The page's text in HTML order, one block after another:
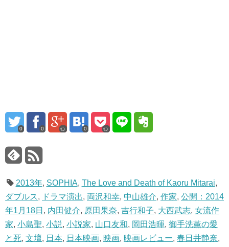
0 0 0
2013年, SOPHIA, The Love and Death of Kaoru Mitarai,
ダブルス, ドラマ演出, 両沢和幸, 中山雄介, 作家, 公開：2014
年1月18日 , 内田健介, 原田果奈, 吉行和子, 大西武志, 女流作
家, 小島聖, 小説, 小説家, 山口友和, 岡田浩暉, 御手洗薫の愛
と死, 文壇, 日本, 日本映画, 映画, 映画レビュー, 春日井静奈,